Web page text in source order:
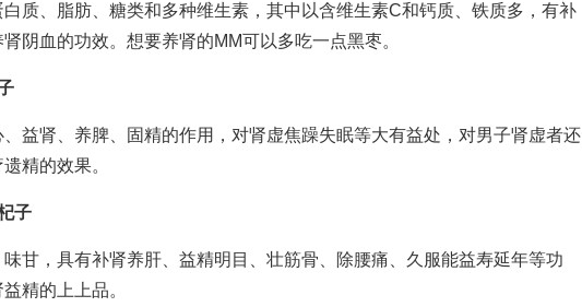
白质、脂肪、糖类和多种维生素，其中以含维生素C和钙质、铁质多，有补
阴血的功效。想要养肾的MM可以多吃一点黑枣。
肾、养脾、固精的作用，对肾虚焦躁失眠等大有益处，对男子肾虚者还
精的效果。
子
，具有补肾养肝、益精明目、壮筋骨、除腰痛、久服能益寿延年等功
精的上上品。